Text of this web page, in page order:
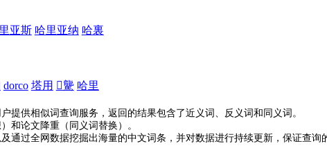
亚斯 哈里亚纳 哈裏
dorco 塔用 𩧫驡 哈里
提供相似词查询服务，返回的结果包含了近义词、反义词和同义词。
和论文降重（同义词替换）。
通过全网数据挖掘出海量的中文词条，并对数据进行持续更新，保证查询